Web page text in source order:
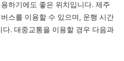
하기에도 좋은 위치입니다. 제주
스를 이용할 수 있으며, 운행 시간
. 대중교통을 이용할 경우 다음과